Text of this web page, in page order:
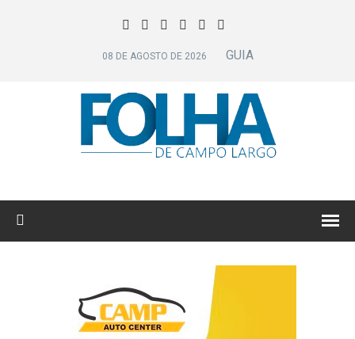
08 DE AGOSTO DE 2026 GUIA